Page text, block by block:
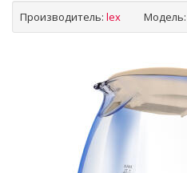
Производитель: lex Модель: